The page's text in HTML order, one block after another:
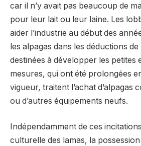
car il n’y avait pas beaucoup de
pour leur lait ou leur laine. Les
aider l’industrie au début des
les alpagas dans les déductions de
destinées à développer les petites
mesures, qui ont été prolongées
vigueur, traitent l’achat d’alpagas
ou d’autres équipements neufs.
Indépendamment de ces
culturelle des lamas, la